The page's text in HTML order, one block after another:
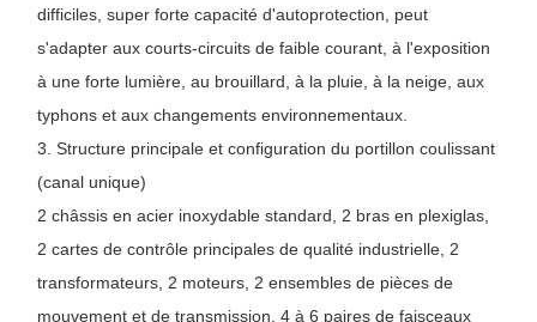
difficiles, super forte capacité d'autoprotection, peut
s'adapter aux courts-circuits de faible courant, à l'exposition
à une forte lumière, au brouillard, à la pluie, à la neige, aux
typhons et aux changements environnementaux.
3. Structure principale et configuration du portillon coulissant
(canal unique)
2 châssis en acier inoxydable standard, 2 bras en plexiglas,
2 cartes de contrôle principales de qualité industrielle, 2
transformateurs, 2 moteurs, 2 ensembles de pièces de
mouvement et de transmission, 4 à 6 paires de faisceaux